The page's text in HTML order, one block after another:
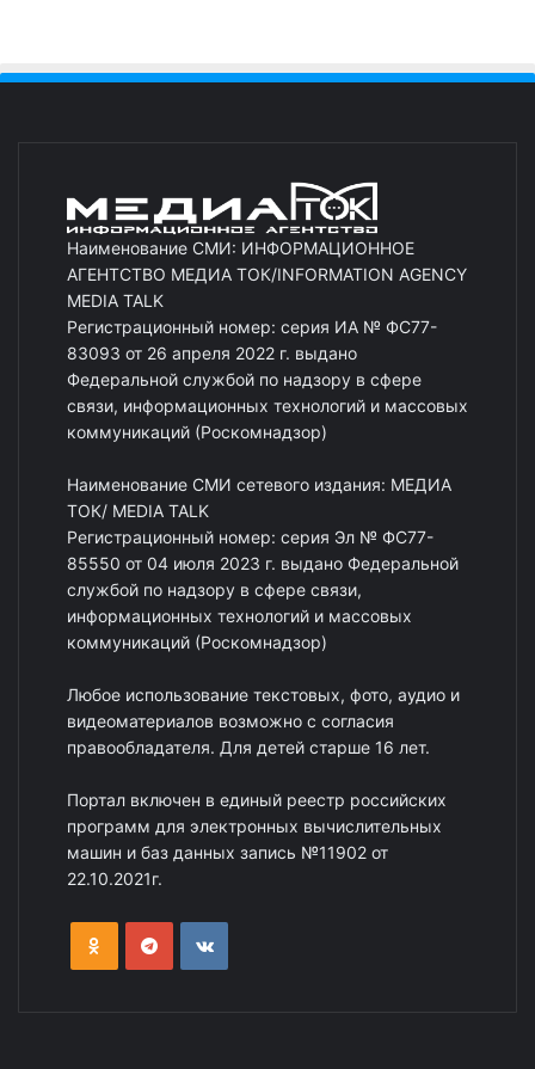
Наименование СМИ: ИНФОРМАЦИОННОЕ
АГЕНТСТВО МЕДИА ТОК/INFORMATION AGENCY
MEDIA TALK
Регистрационный номер: серия ИА № ФС77-
83093 от 26 апреля 2022 г. выдано
Федеральной службой по надзору в сфере
связи, информационных технологий и массовых
коммуникаций (Роскомнадзор)
Наименование СМИ сетевого издания: МЕДИА
ТОК/ MEDIA TALK
Регистрационный номер: серия Эл № ФС77-
85550 от 04 июля 2023 г. выдано Федеральной
службой по надзору в сфере связи,
информационных технологий и массовых
коммуникаций (Роскомнадзор)
Любое использование текстовых, фото, аудио и
видеоматериалов возможно с согласия
правообладателя. Для детей старше 16 лет.
Портал включен в единый реестр российских
программ для электронных вычислительных
машин и баз данных запись №11902 от
22.10.2021г.